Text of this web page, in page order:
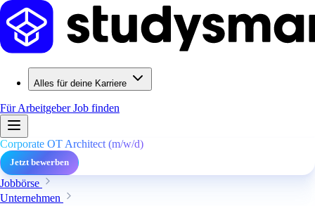
Alles für deine Karriere
Für ArbeitgeberJob finden
Corporate OT Architect (m/w/d)
Jetzt bewerben
Jobbörse
Unternehmen